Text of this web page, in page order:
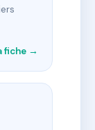
fiche →